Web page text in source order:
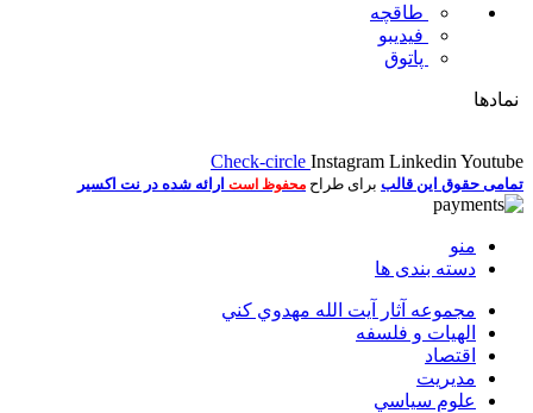
طاقچه
فیدیبو
پاتوق
نمادها
Check-circle Instagram Linkedin Youtube
تمامی حقوق این قالب برای طراح محفوظ است ارائه شده در نت اکسیر
منو
دسته بندی ها
مجموعه آثار آيت الله مهدوي كني
الهیات و فلسفه
اقتصاد
مديريت
علوم سياسي